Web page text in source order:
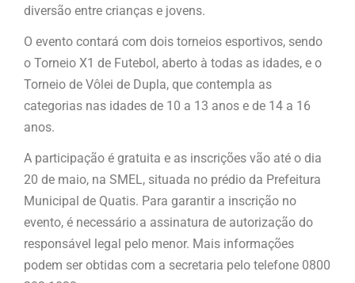
diversão entre crianças e jovens.
O evento contará com dois torneios esportivos, sendo
o Torneio X1 de Futebol, aberto à todas as idades, e o
Torneio de Vôlei de Dupla, que contempla as
categorias nas idades de 10 a 13 anos e de 14 a 16
anos.
A participação é gratuita e as inscrições vão até o dia
20 de maio, na SMEL, situada no prédio da Prefeitura
Municipal de Quatis. Para garantir a inscrição no
evento, é necessário a assinatura de autorização do
responsável legal pelo menor. Mais informações
podem ser obtidas com a secretaria pelo telefone 0800